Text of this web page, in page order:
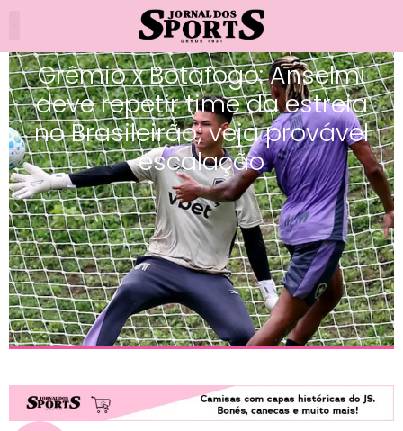
Grêmio x Botafogo: Anselmi
deve repetir time da estreia
no Brasileirão; veja provável
escalação